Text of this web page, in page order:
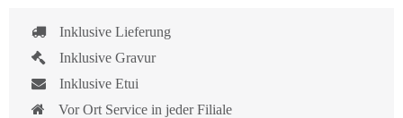
Inklusive Lieferung
Inklusive Gravur
Inklusive Etui
Vor Ort Service in jeder Filiale